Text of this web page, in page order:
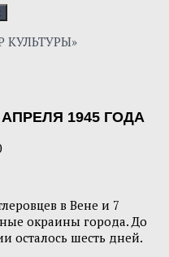
1945 ГОДА
в Вене и 7
окраины города. До
осталось шесть дней.